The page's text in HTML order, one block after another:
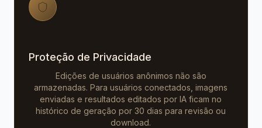
Proteção de Privacidade
Edições de usuários anônimos não são
armazenadas. Para usuários conectados, imagens
enviadas e resultados editados por IA ficam no
histórico de geração por 30 dias para revisão ou
download.